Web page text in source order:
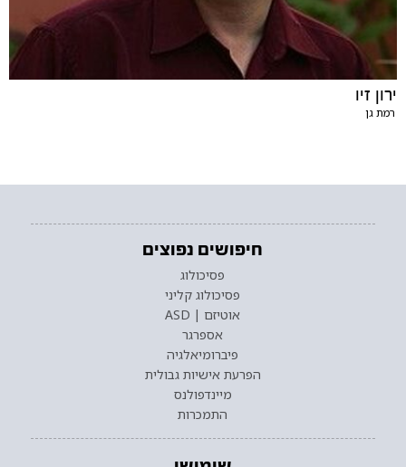
ירון זיו
רמת גן
חיפושים נפוצים
פסיכולוג
פסיכולוג קליני
אוטיזם | ASD
אספרגר
פיברומיאלגיה
הפרעת אישיות גבולית
מיינדפולנס
התמכרות